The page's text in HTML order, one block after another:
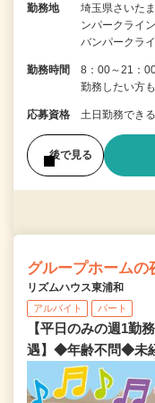
勤務地
埼玉県さいた
ンパークライ
バンパークラ
勤務時間
8：00～21：
勤務したい方
応募資格 土日勤務でき
後で見る
グループホームの
リズムハウス東浦和
アルバイト パート
【平日のみの週1勤
遇】◆年齢不問◆未